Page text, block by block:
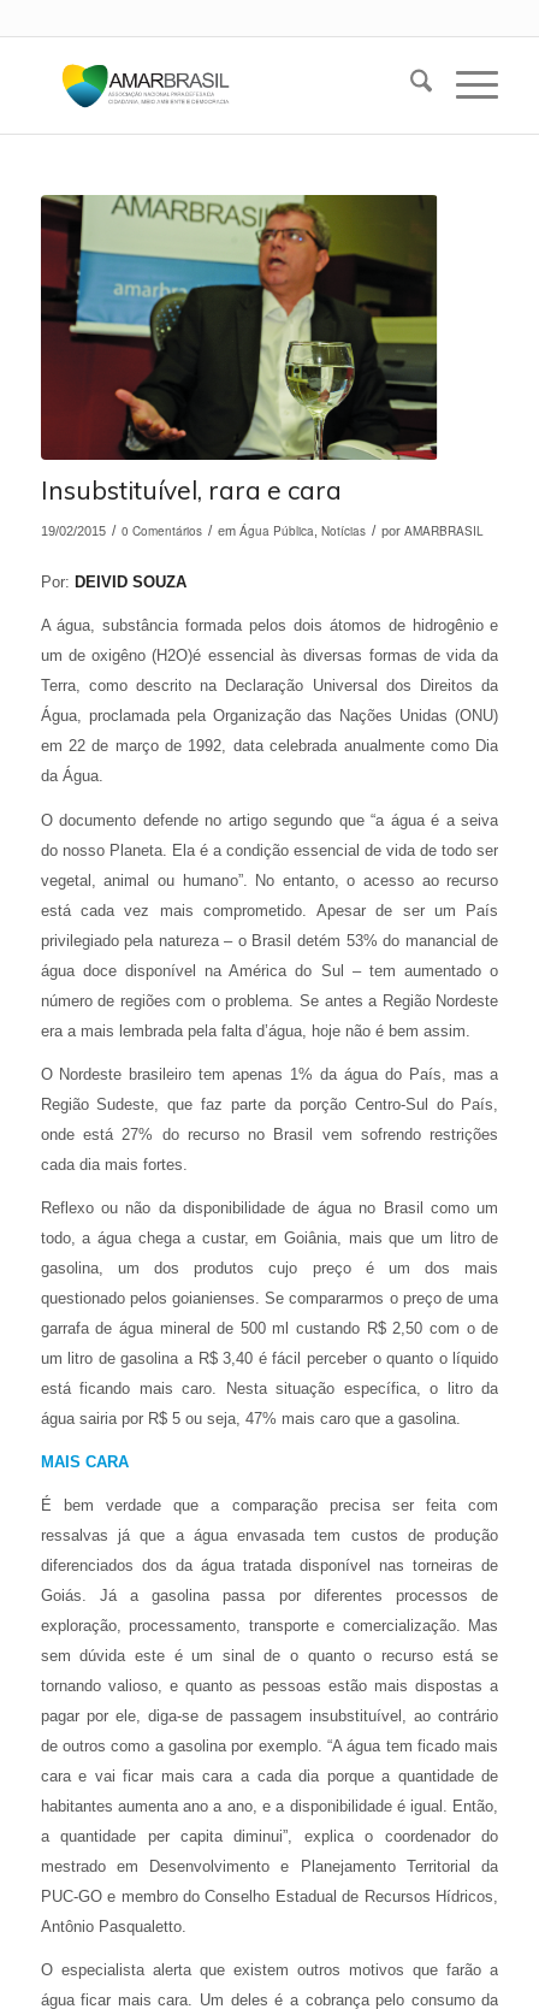
Insubstituível, rara e cara
19/02/2015 / 0 Comentários / em Água Pública Notícias / por AMARBRASIL
Por: DEIVID SOUZA
A água, substância formada pelos dois átomos de hidrogênio e
um de oxigêno (H2O)é essencial às diversas formas de vida da
Terra, como descrito na Declaração Universal dos Direitos da
Água, proclamada pela Organização das Nações Unidas (ONU)
em 22 de março de 1992, data celebrada anualmente como Dia
da Água.
O documento defende no artigo segundo que “a água é a seiva
do nosso Planeta. Ela é a condição essencial de vida de todo ser
vegetal, animal ou humano”. No entanto, o acesso ao recurso
está cada vez mais comprometido. Apesar de ser um País
privilegiado pela natureza – o Brasil detém 53% do manancial de
água doce disponível na América do Sul – tem aumentado o
número de regiões com o problema. Se antes a Região Nordeste
era a mais lembrada pela falta d’água, hoje não é bem assim.
O Nordeste brasileiro tem apenas 1% da água do País, mas a
Região Sudeste, que faz parte da porção Centro-Sul do País,
onde está 27% do recurso no Brasil vem sofrendo restrições
cada dia mais fortes.
Reflexo ou não da disponibilidade de água no Brasil como um
todo, a água chega a custar, em Goiânia, mais que um litro de
gasolina, um dos produtos cujo preço é um dos mais
questionado pelos goianienses. Se compararmos o preço de uma
garrafa de água mineral de 500 ml custando R$ 2,50 com o de
um litro de gasolina a R$ 3,40 é fácil perceber o quanto o líquido
está ficando mais caro. Nesta situação específica, o litro da
água sairia por R$ 5 ou seja, 47% mais caro que a gasolina.
MAIS CARA
É bem verdade que a comparação precisa ser feita com
ressalvas já que a água envasada tem custos de produção
diferenciados dos da água tratada disponível nas torneiras de
Goiás. Já a gasolina passa por diferentes processos de
exploração, processamento, transporte e comercialização. Mas
sem dúvida este é um sinal de o quanto o recurso está se
tornando valioso, e quanto as pessoas estão mais dispostas a
pagar por ele, diga-se de passagem insubstituível, ao contrário
de outros como a gasolina por exemplo. “A água tem ficado mais
cara e vai ficar mais cara a cada dia porque a quantidade de
habitantes aumenta ano a ano, e a disponibilidade é igual. Então,
a quantidade per capita diminui”, explica o coordenador do
mestrado em Desenvolvimento e Planejamento Territorial da
PUC-GO e membro do Conselho Estadual de Recursos Hídricos,
Antônio Pasqualetto.
O especialista alerta que existem outros motivos que farão a
água ficar mais cara. Um deles é a cobrança pelo consumo da